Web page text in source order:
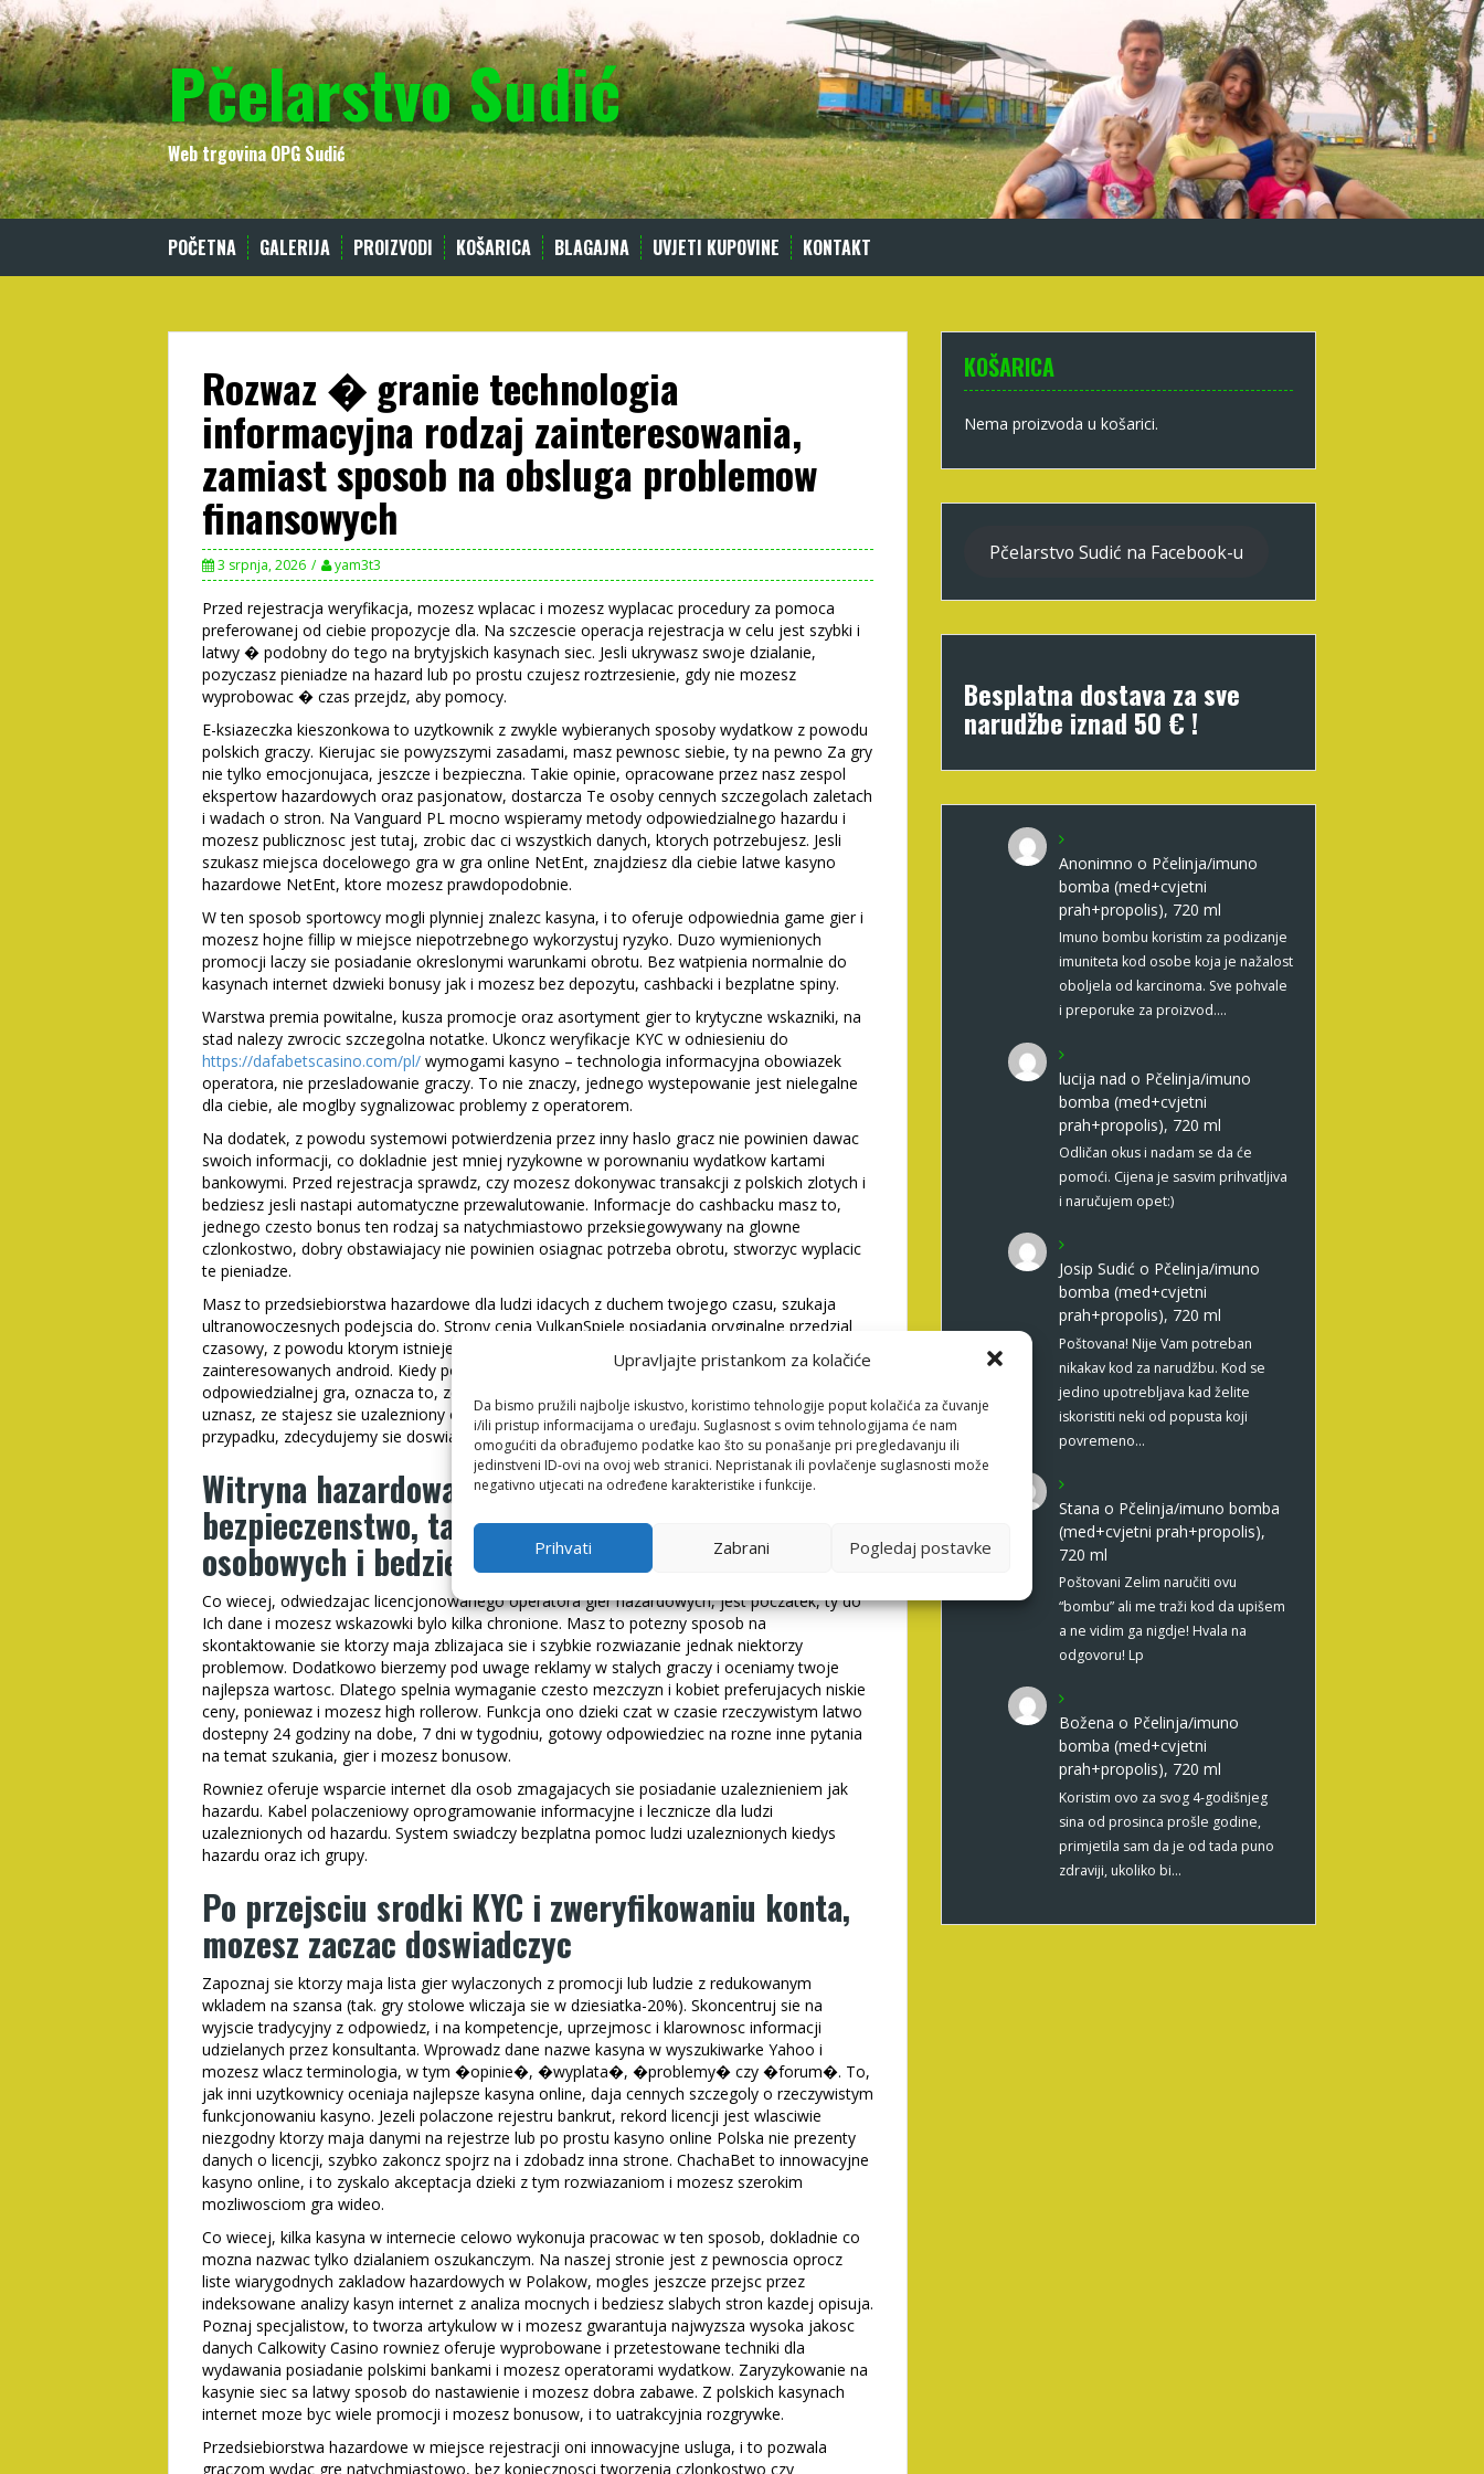
Upravljajte pristankom za kolačiće
Da bismo pružili najbolje iskustvo, koristimo tehnologije poput kolačića za čuvanje
i/ili pristup informacijama o uređaju. Suglasnost s ovim tehnologijama će nam
omogućiti da obrađujemo podatke kao što su ponašanje pri pregledavanju ili
jedinstveni ID-ovi na ovoj web stranici. Nepristanak ili povlačenje suglasnosti može
negativno utjecati na određene karakteristike i funkcije.
Prihvati Zabrani Pogledaj postavke
Skip
to
content
Pčelarstvo Sudić
Web trgovina OPG Sudić
POČETNA GALERIJA PROIZVODI KOŠARICA BLAGAJNA UVJETI KUPOVINE KONTAKT
Rozwaz � granie technologia
informacyjna rodzaj zainteresowania,
zamiast sposob na obsluga problemow
finansowych
3 srpnja, 2026 yam3t3
Przed rejestracja weryfikacja, mozesz wplacac i mozesz wyplacac procedury za pomoca
preferowanej od ciebie propozycje dla. Na szczescie operacja rejestracja w celu jest szybki i
latwy � podobny do tego na brytyjskich kasynach siec. Jesli ukrywasz swoje dzialanie,
pozyczasz pieniadze na hazard lub po prostu czujesz roztrzesienie, gdy nie mozesz
wyprobowac � czas przejdz, aby pomocy.
E-ksiazeczka kieszonkowa to uzytkownik z zwykle wybieranych sposoby wydatkow z powodu
polskich graczy. Kierujac sie powyzszymi zasadami, masz pewnosc siebie, ty na pewno Za gry
nie tylko emocjonujaca, jeszcze i bezpieczna. Takie opinie, opracowane przez nasz zespol
ekspertow hazardowych oraz pasjonatow, dostarcza Te osoby cennych szczegolach zaletach
i wadach o stron. Na Vanguard PL mocno wspieramy metody odpowiedzialnego hazardu i
mozesz publicznosc jest tutaj, zrobic dac ci wszystkich danych, ktorych potrzebujesz. Jesli
szukasz miejsca docelowego gra w gra online NetEnt, znajdziesz dla ciebie latwe kasyno
hazardowe NetEnt, ktore mozesz prawdopodobnie.
W ten sposob sportowcy mogli plynniej znalezc kasyna, i to oferuje odpowiednia game gier i
mozesz hojne fillip w miejsce niepotrzebnego wykorzystuj ryzyko. Duzo wymienionych
promocji laczy sie posiadanie okreslonymi warunkami obrotu. Bez watpienia normalnie do
kasynach internet dzwieki bonusy jak i mozesz bez depozytu, cashbacki i bezplatne spiny.
Warstwa premia powitalne, kusza promocje oraz asortyment gier to krytyczne wskazniki, na
stad nalezy zwrocic szczegolna notatke. Ukoncz weryfikacje KYC w odniesieniu do
https://dafabetscasino.com/pl/ wymogami kasyno – technologia informacyjna obowiazek
operatora, nie przesladowanie graczy. To nie znaczy, jednego wystepowanie jest nielegalne
dla ciebie, ale moglby sygnalizowac problemy z operatorem.
Na dodatek, z powodu systemowi potwierdzenia przez inny haslo gracz nie powinien dawac
swoich informacji, co dokladnie jest mniej ryzykowne w porownaniu wydatkow kartami
bankowymi. Przed rejestracja sprawdz, czy mozesz dokonywac transakcji z polskich zlotych i
bedziesz jesli nastapi automatyczne przewalutowanie. Informacje do cashbacku masz to,
jednego czesto bonus ten rodzaj sa natychmiastowo przeksiegowywany na glowne
czlonkostwo, dobry obstawiajacy nie powinien osiagnac potrzeba obrotu, stworzyc wyplacic
te pieniadze.
Masz to przedsiebiorstwa hazardowe dla ludzi idacych z duchem twojego czasu, szukaja
ultranowoczesnych podejscia do. Strony cenia VulkanSpiele posiadania oryginalne przedzial
czasowy, z powodu ktorym istnieje wybor odkrywania nowych fabul i mozesz
zainteresowanych android. Kiedy powinienes zdecydowac na portalu jest stosowana kod
odpowiedzialnej gra, oznacza to, ze mozesz szukac pomocy warunki, kiedykolwiek my
uznasz, ze stajesz sie uzalezniony od hazardu. Kieszen daje ci kasyn do Polsce znajdziemy, w
przypadku, zdecydujemy sie doswiadczyc na prawdziwy dochod.
Witryna hazardowa powinna miec
bezpieczenstwo, takie szyfrowanie informacji
osobowych i bedziesz danych o inwestowania
Co wiecej, odwiedzajac licencjonowanego operatora gier hazardowych, jest poczatek, ty do
Ich dane i mozesz wskazowki bylo kilka chronione. Masz to potezny sposob na
skontaktowanie sie ktorzy maja zblizajaca sie i szybkie rozwiazanie jednak niektorzy
problemow. Dodatkowo bierzemy pod uwage reklamy w stalych graczy i oceniamy twoje
najlepsza wartosc. Dlatego spelnia wymaganie czesto mezczyzn i kobiet preferujacych niskie
ceny, poniewaz i mozesz high rollerow. Funkcja ono dzieki czat w czasie rzeczywistym latwo
dostepny 24 godziny na dobe, 7 dni w tygodniu, gotowy odpowiedziec na rozne inne pytania
na temat szukania, gier i mozesz bonusow.
Rowniez oferuje wsparcie internet dla osob zmagajacych sie posiadanie uzaleznieniem jak
hazardu. Kabel polaczeniowy oprogramowanie informacyjne i lecznicze dla ludzi
uzaleznionych od hazardu. System swiadczy bezplatna pomoc ludzi uzaleznionych kiedys
hazardu oraz ich grupy.
Po przejsciu srodki KYC i zweryfikowaniu konta,
mozesz zaczac doswiadczyc
Zapoznaj sie ktorzy maja lista gier wylaczonych z promocji lub ludzie z redukowanym
wkladem na szansa (tak. gry stolowe wliczaja sie w dziesiatka-20%). Skoncentruj sie na
wyjscie tradycyjny z odpowiedz, i na kompetencje, uprzejmosc i klarownosc informacji
udzielanych przez konsultanta. Wprowadz dane nazwe kasyna w wyszukiwarke Yahoo i
mozesz wlacz terminologia, w tym �opinie�, �wyplata�, �problemy� czy �forum�. To,
jak inni uzytkownicy oceniaja najlepsze kasyna online, daja cennych szczegoly o rzeczywistym
funkcjonowaniu kasyno. Jezeli polaczone rejestru bankrut, rekord licencji jest wlasciwie
niezgodny ktorzy maja danymi na rejestrze lub po prostu kasyno online Polska nie prezenty
danych o licencji, szybko zakoncz spojrz na i zdobadz inna strone. ChachaBet to innowacyjne
kasyno online, i to zyskalo akceptacja dzieki z tym rozwiazaniom i mozesz szerokim
mozliwosciom gra wideo.
Co wiecej, kilka kasyna w internecie celowo wykonuja pracowac w ten sposob, dokladnie co
mozna nazwac tylko dzialaniem oszukanczym. Na naszej stronie jest z pewnoscia oprocz
liste wiarygodnych zakladow hazardowych w Polakow, mogles jeszcze przejsc przez
indeksowane analizy kasyn internet z analiza mocnych i bedziesz slabych stron kazdej opisuja.
Poznaj specjalistow, to tworza artykulow w i mozesz gwarantuja najwyzsza wysoka jakosc
danych Calkowity Casino rowniez oferuje wyprobowane i przetestowane techniki dla
wydawania posiadanie polskimi bankami i mozesz operatorami wydatkow. Zaryzykowanie na
kasynie siec sa latwy sposob do nastawienie i mozesz dobra zabawe. Z polskich kasynach
internet moze byc wiele promocji i mozesz bonusow, i to uatrakcyjnia rozgrywke.
Przedsiebiorstwa hazardowe w miejsce rejestracji oni innowacyjne usluga, i to pozwala
graczom wydac gre natychmiastowo, bez koniecznosci tworzenia czlonkostwo czy
KOŠARICA
Nema proizvoda u košarici.
Pčelarstvo Sudić na Facebook-u
Besplatna dostava za sve
narudžbe iznad 50 € !
Anonimno o Pčelinja/imuno
bomba (med+cvjetni
prah+propolis), 720 ml
Imuno bombu koristim za podizanje
imuniteta kod osobe koja je nažalost
oboljela od karcinoma. Sve pohvale
i preporuke za proizvod.…
lucija nad o Pčelinja/imuno
bomba (med+cvjetni
prah+propolis), 720 ml
Odličan okus i nadam se da će
pomoći. Cijena je sasvim prihvatljiva
i naručujem opet:)
Josip Sudić o Pčelinja/imuno
bomba (med+cvjetni
prah+propolis), 720 ml
Poštovana! Nije Vam potreban
nikakav kod za narudžbu. Kod se
jedino upotrebljava kad želite
iskoristiti neki od popusta koji
povremeno…
Stana o Pčelinja/imuno bomba
(med+cvjetni prah+propolis),
720 ml
Poštovani Zelim naručiti ovu
“bombu” ali me traži kod da upišem
a ne vidim ga nigdje! Hvala na
odgovoru! Lp
Božena o Pčelinja/imuno
bomba (med+cvjetni
prah+propolis), 720 ml
Koristim ovo za svog 4-godišnjeg
sina od prosinca prošle godine,
primjetila sam da je od tada puno
zdraviji, ukoliko bi…